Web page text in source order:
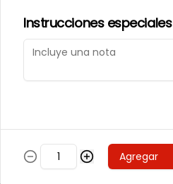
Caja de galletas de
Instrucciones especiales
Agregar